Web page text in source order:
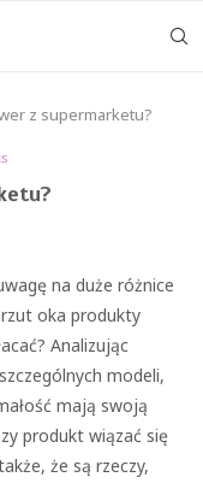
z supermarketu?
na duże różnice
oka produkty
Analizując
modeli,
mają swoją
produkt wiązać się
że są rzeczy,